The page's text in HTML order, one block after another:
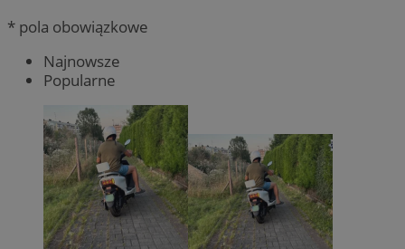
* pola obowiązkowe
Najnowsze
Popularne